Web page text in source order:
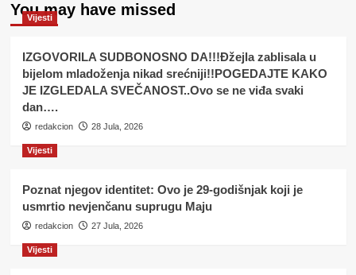
You may have missed
Vijesti
IZGOVORILA SUDBONOSNO DA!!!Đžejla zablisala u
bijelom mladoženja nikad srećniji!!POGEDAJTE KAKO
JE IZGLEDALA SVEČANOST..Ovo se ne viđa svaki
dan….
redakcion 28 Jula, 2026
Vijesti
Poznat njegov identitet: Ovo je 29-godišnjak koji je
usmrtio nevjenčanu suprugu Maju
redakcion 27 Jula, 2026
Vijesti